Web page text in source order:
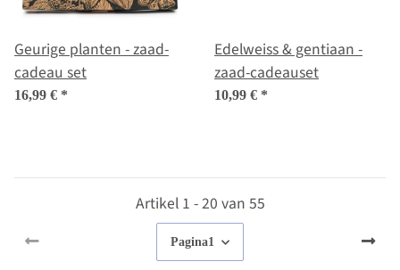
Geurige planten - zaad-
cadeau set
16,99 € *
Edelweiss & gentiaan -
zaad-cadeauset
10,99 € *
Artikel 1 - 20 van 55
Pagina1